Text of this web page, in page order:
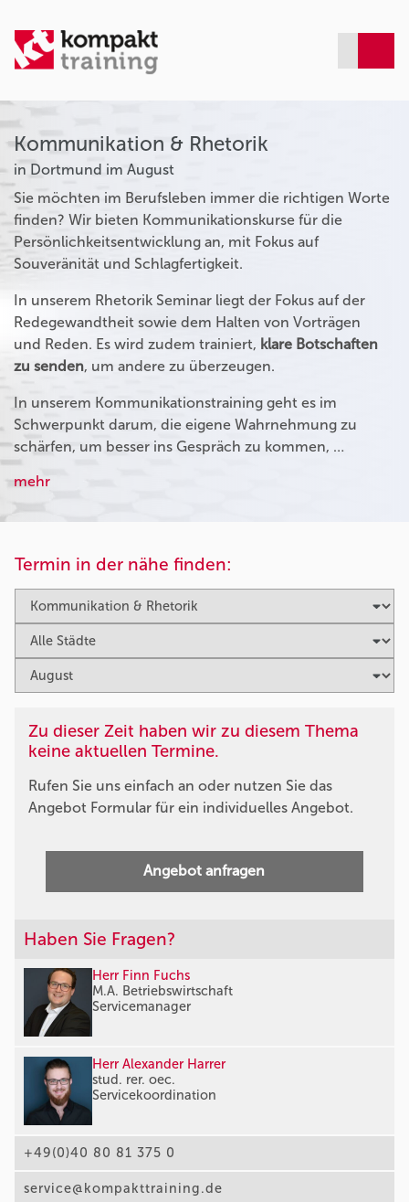
Kommunikation & Rhetorik
in Dortmund im August
Sie möchten im Berufsleben immer die richtigen Worte
finden? Wir bieten Kommunikationskurse für die
Persönlichkeitsentwicklung an, mit Fokus auf
Souveränität und Schlagfertigkeit.
In unserem Rhetorik Seminar liegt der Fokus auf der
Redegewandtheit sowie dem Halten von Vorträgen
und Reden. Es wird zudem trainiert, klare Botschaften
zu senden, um andere zu überzeugen.
In unserem Kommunikationstraining geht es im
Schwerpunkt darum, die eigene Wahrnehmung zu
schärfen, um besser ins Gespräch zu kommen, …
mehr
Termin in der nähe finden:
Zu dieser Zeit haben wir zu diesem Thema
keine aktuellen Termine.
Rufen Sie uns einfach an oder nutzen Sie das
Angebot Formular für ein individuelles Angebot.
Angebot anfragen
Haben Sie Fragen?
Herr Finn Fuchs
M.A. Betriebswirtschaft
Servicemanager
Herr Alexander Harrer
stud. rer. oec.
Servicekoordination
+49(0)40 80 81 375 0
service@kompakttraining.de